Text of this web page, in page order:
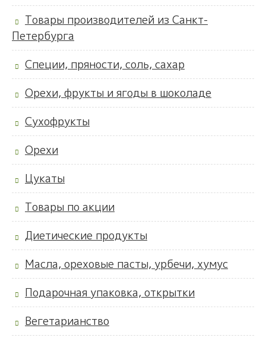
Товары производителей из Санкт-
Петербурга
Специи, пряности, соль, сахар
Орехи, фрукты и ягоды в шоколаде
Сухофрукты
Орехи
Цукаты
Товары по акции
Диетические продукты
Масла, ореховые пасты, урбечи, хумус
Подарочная упаковка, открытки
Вегетарианство